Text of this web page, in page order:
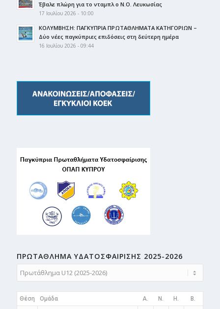
Έβαλε πλώρη για το νταμπλ ο Ν.Ο. Λευκωσίας
17 Ιουλίου 2026 - 10:00
ΚΟΛΥΜΒΗΣΗ: ΠΑΓΚΥΠΡΙΑ ΠΡΩΤΑΘΛΗΜΑΤΑ ΚΑΤΗΓΟΡΙΩΝ –
Δύο νέες παγκύπριες επιδόσεις στη δεύτερη ημέρα
16 Ιουλίου 2026 - 09:44
ΠΡΩΤΑΘΛΗMA ΥΔΑΤΟΣΦΑΙΡΙΣΗΣ 2025-2026
Θέση Ομάδα A. N. H. B.